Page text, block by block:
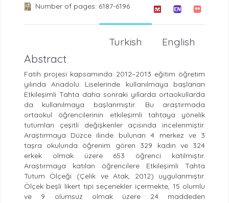
Number of pages: 6187-6196
English
Turkish
Abstract
Fatih projesi kapsamında 2012–2013 eğitim öğretim
yılında Anadolu Liselerinde kullanılmaya başlanan
Etkileşimli Tahta daha sonraki yıllarda ortaokullarda
da kullanılmaya başlanmıştır. Bu araştırmada
ortaokul öğrencilerinin etkileşimli tahtaya yönelik
tutumları çeşitli değişkenler açısında incelenmiştir.
Araştırmaya Düzce ilinde bulunan 4 merkez ve 3
taşra okulunda öğrenim gören 329 kadın ve 324
erkek olmak üzere 653 öğrenci katılmıştır.
Araştırmaya katılan öğrencilere Etkileşimli Tahta
Tutum Ölçeği (Çelik ve Atak, 2012) uygulanmıştır.
Ölçek beşli likert tipi seçenekler içermekte, 15 olumlu
ve 9 olumsuz olmak üzere 24 maddeden